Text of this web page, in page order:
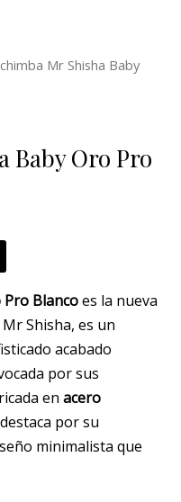
Mr Shisha Baby
Baby Oro Pro
Pro Blancoes la nueva
Shisha, es un
acabado
por sus
en acero
por su
minimalista que